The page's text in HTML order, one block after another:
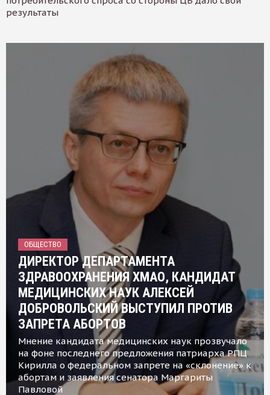
результаты
ОБЩЕСТВО
ДИРЕКТОР ДЕПАРТАМЕНТА
ЗДРАВООХРАНЕНИЯ ХМАО, КАНДИДАТ
МЕДИЦИНСКИХ НАУК АЛЕКСЕЙ
ДОБРОВОЛЬСКИЙ ВЫСТУПИЛ ПРОТИВ
ЗАПРЕТА АБОРТОВ
Мнение кандидата медицинских наук прозвучало
на фоне последнего предложения патриарха РПЦ
Кирилла о федеральном запрете на «склонение» к
абортам и заявления сенатора Маргариты
Павловой